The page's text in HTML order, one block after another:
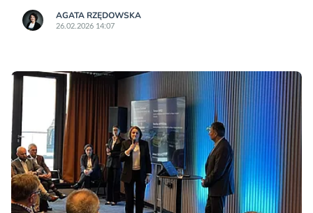
AGATA RZĘDOWSKA
26.02.2026 14:07